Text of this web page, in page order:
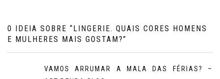
0 IDEIA SOBRE “LINGERIE. QUAIS CORES HOMENS
E MULHERES MAIS GOSTAM?”
VAMOS ARRUMAR A MALA DAS FÉRIAS? –